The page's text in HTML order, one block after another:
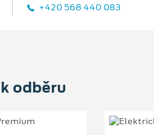
+420 568 440 083
odběru